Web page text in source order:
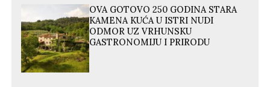
OVA GOTOVO 250 GODINA STARA
KAMENA KUĆA U ISTRI NUDI
ODMOR UZ VRHUNSKU
GASTRONOMIJU I PRIRODU